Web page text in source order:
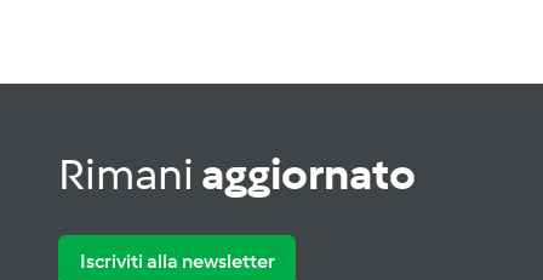
Rimani aggiornato
Iscriviti alla newsletter